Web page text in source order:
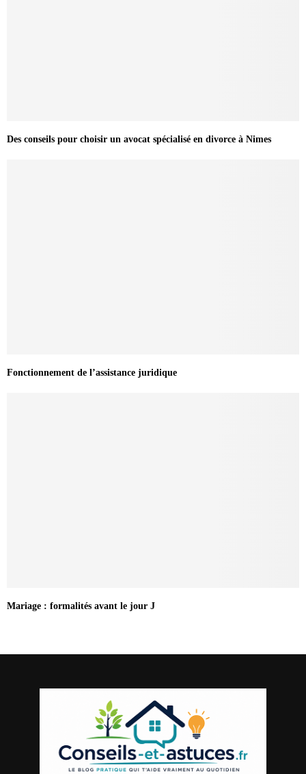
Des conseils pour choisir un avocat spécialisé en divorce à Nimes
Fonctionnement de l’assistance juridique
Mariage : formalités avant le jour J